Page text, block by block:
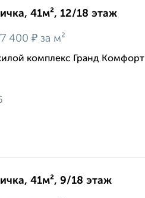
41м², 12/18 этаж
400 ₽ за м²
комплекс Гранд Комфорт
41м², 9/18 этаж